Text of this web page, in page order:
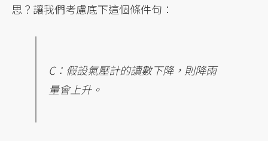
思？讓我們考慮底下這個條件句：
C：假設氣壓計的讀數下降，則降雨
量會上升。